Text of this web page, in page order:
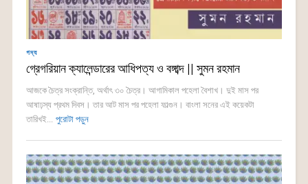
গদ্য
গ্রেগরিয়ান ক্যালেন্ডারের আধিপত্য ও বঙ্গাব্দ || সুমন রহমান
আজকে চৈত্র সংক্রান্তি, অর্থাৎ ৩০ চৈত্র। আগামিকাল পহেলা বৈশাখ। দুই মাস পর
আষাঢ়স্য প্রথম দিবস। তার আট মাস পর পহেলা ফাল্গুন। বাংলা সনের এই কয়েকটা
তারিখই... পুরোটা পড়ুন